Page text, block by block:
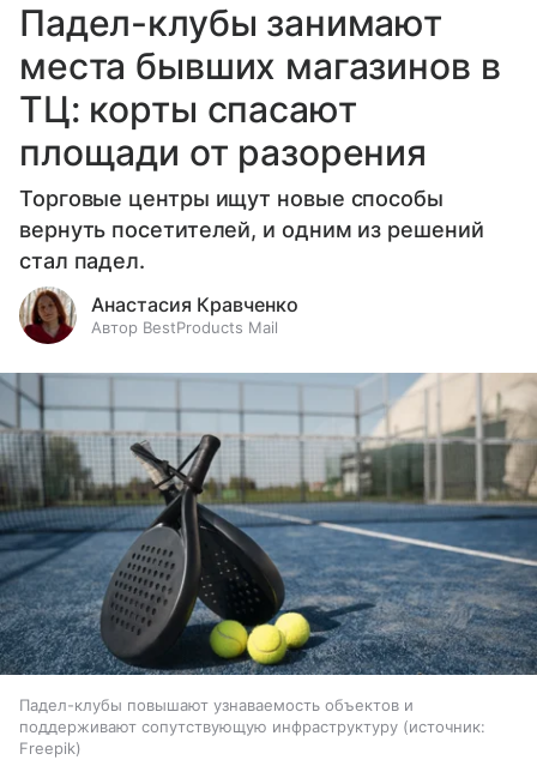
Падел-клубы занимают
места бывших магазинов в
ТЦ: корты спасают
площади от разорения
Торговые центры ищут новые способы
вернуть посетителей, и одним из решений
стал падел.
Анастасия Кравченко
Автор BestProducts Mail
Падел-клубы повышают узнаваемость объектов и
поддерживают сопутствующую инфраструктуру
источник:
Freepik